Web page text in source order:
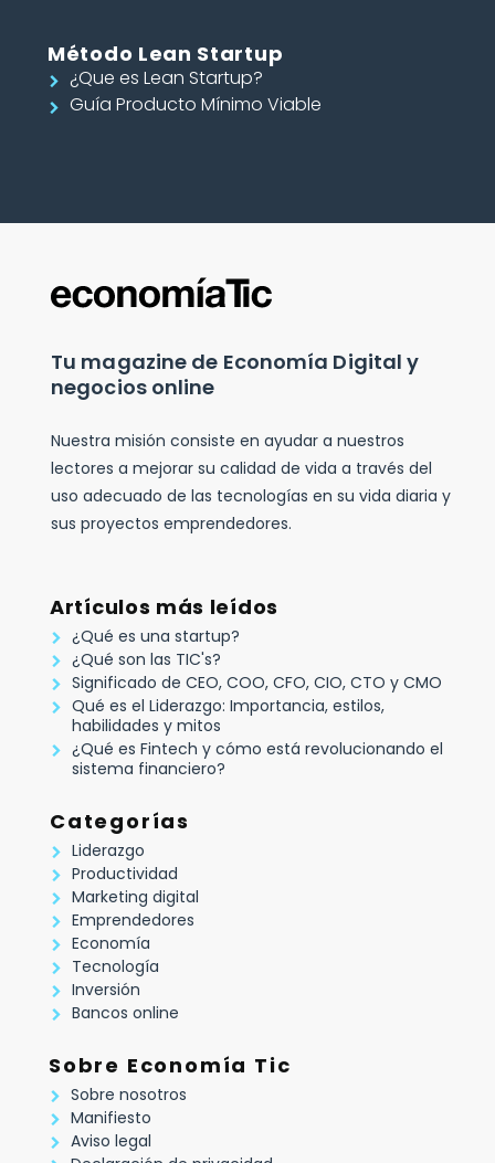
Método Lean Startup
¿Que es Lean Startup?
Guía Producto Mínimo Viable
Tu magazine de Economía Digital y
negocios online
Nuestra misión consiste en ayudar a nuestros
lectores a mejorar su calidad de vida a través del
uso adecuado de las tecnologías en su vida diaria y
sus proyectos emprendedores.
Artículos más leídos
¿Qué es una startup?
¿Qué son las TIC's?
Significado de CEO, COO, CFO, CIO, CTO y CMO
Qué es el Liderazgo: Importancia, estilos,
habilidades y mitos
¿Qué es Fintech y cómo está revolucionando el
sistema financiero?
Categorías
Liderazgo
Productividad
Marketing digital
Emprendedores
Economía
Tecnología
Inversión
Bancos online
Sobre Economía Tic
Sobre nosotros
Manifiesto
Aviso legal